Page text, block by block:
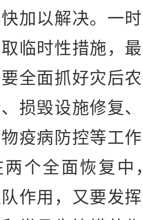
加以解决。一
临时性措施，
全面抓好灾后
损毁设施修复
疫病防控等工
个全面恢复中
作用，又要发